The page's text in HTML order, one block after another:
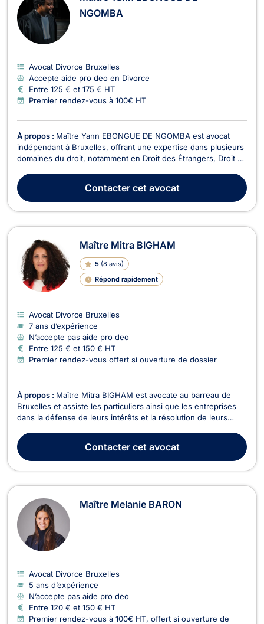
NGOMBA
Avocat Divorce Bruxelles
Accepte aide pro deo en Divorce
Entre 125 € et 175 € HT
Premier rendez-vous à 100€ HT
À propos : Maître Yann EBONGUE DE NGOMBA est avocat
indépendant à Bruxelles, offrant une expertise dans plusieurs
domaines du droit, notamment en Droit des Étrangers, Droit de
le début de sa carrière en 2019, Maître EBONGUE DE
NGOMBA a acquis une solide expérience en trava...
Contactercet avocat
Maître Mitra BIGHAM
5 (8 avis)
Répond rapidement
Avocat Divorce Bruxelles
7 ans d’expérience
N’accepte pas aide pro deo
Entre 125 € et 150 € HT
Premier rendez-vous offert si ouverture de dossier
À propos : Maître Mitra BIGHAM est avocate au barreau de
Bruxelles et assiste les particuliers ainsi que les entreprises
dans la défense de leurs intérêts et la résolution de leurs
les litiges liés aux sinistres et aux accidents médicaux. Elle
accompagne ses clients dans leur...
Contactercet avocat
Maître Melanie BARON
Avocat Divorce Bruxelles
5 ans d’expérience
N’accepte pas aide pro deo
Entre 120 € et 150 € HT
Premier rendez-vous à 100€ HT, offert si ouverture de